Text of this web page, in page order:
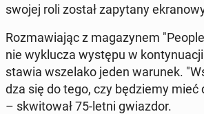
swojej roli został za­py­ta­ny
Roz­ma­wia­jąc z ma­ga­zy­nem
nie wy­klu­cza występu w
stawia wsze­la­ko jeden warunek.
dza się do tego, czy bę­dzie­my mieć
– skwi­to­wał 75-letni gwiaz­dor.